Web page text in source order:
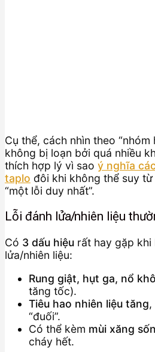
Cụ thể, cách nhìn theo “nhóm
không bị loạn bởi quá nhiều
thích hợp lý vì sao ý nghĩa
taplo đôi khi không thể suy từ
“một lỗi duy nhất”.
Lỗi đánh lửa/nhiên liệu
Có 3 dấu hiệu rất hay gặp khi
lửa/nhiên liệu:
Rung giật, hụt ga, nổ
tăng tốc).
Tiêu hao nhiên liệu tăng
“đuối”.
Có thể kèm mùi xăng
cháy hết.